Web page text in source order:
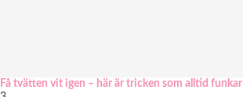
Få tvätten vit igen – här är tricken som alltid funkar